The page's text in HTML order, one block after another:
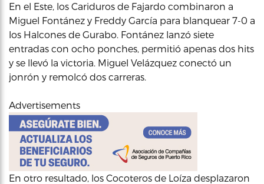
En el Este, los Cariduros de Fajardo combinaron a
Miguel Fontánez y Freddy García para blanquear 7-0 a
los Halcones de Gurabo. Fontánez lanzó siete
entradas con ocho ponches, permitió apenas dos hits
y se llevó la victoria. Miguel Velázquez conectó un
jonrón y remolcó dos carreras.
Advertisements
En otro resultado, los Cocoteros de Loíza desplazaron